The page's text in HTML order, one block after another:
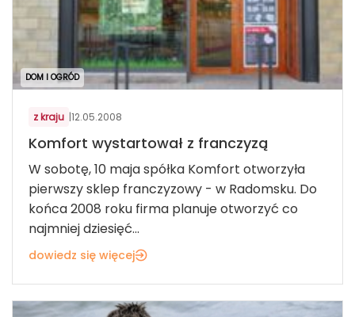
DOM I OGRÓD
z kraju |12.05.2008
Komfort wystartował z franczyzą
W sobotę, 10 maja spółka Komfort otworzyła
pierwszy sklep franczyzowy - w Radomsku. Do
końca 2008 roku firma planuje otworzyć co
najmniej dziesięć...
dowiedz się więcej